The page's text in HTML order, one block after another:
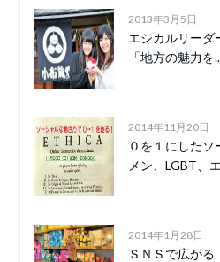
2013年3月5日
エシカルリーダ
「地方の魅力を
2014年11月20日
０を１にした
メン、LGBT、
2014年1月28日
ＳＮＳで広が